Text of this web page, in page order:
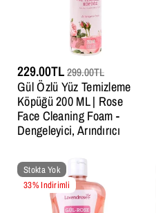
Gül Özlü Yüz Temizleme
Köpüğü 200 ML | Rose
Face Cleaning Foam -
Dengeleyici, Arındırıcı
229.00TL299.00TL
Stokta Yok
33% Indirimli